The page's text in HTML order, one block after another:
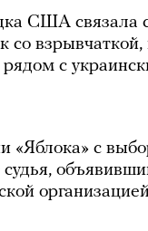
США связала
со
с
«Яблока» с
судья,